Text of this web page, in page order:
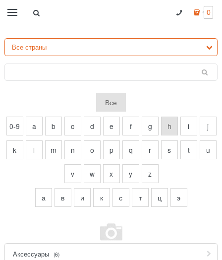
0
Все
0-9 a b c d e f g h i j
k l m n o p q r s t u
v w x y z
а в и к с т ц э
Аксессуары (6)